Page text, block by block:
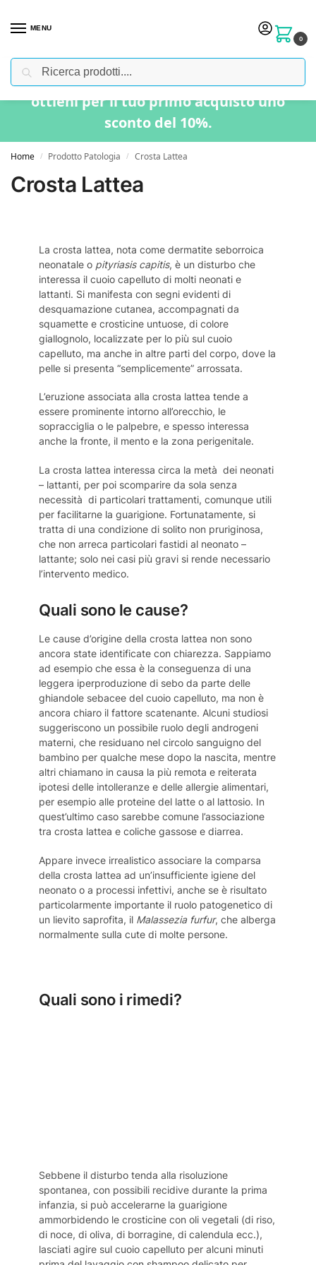
MENU
0
Usa il codice “BENVENUTO” nel carrello e
ottieni per il tuo primo acquisto uno
sconto del 10%.
Home / Prodotto Patologia / Crosta Lattea
Crosta Lattea
La crosta lattea, nota come dermatite seborroica
neonatale o pityriasis capitis, è un disturbo che
interessa il cuoio capelluto di molti neonati e
lattanti. Si manifesta con segni evidenti di
desquamazione cutanea, accompagnati da
squamette e crosticine untuose, di colore
giallognolo, localizzate per lo più sul cuoio
capelluto, ma anche in altre parti del corpo, dove la
pelle si presenta “semplicemente” arrossata.
L’eruzione associata alla crosta lattea tende a
essere prominente intorno all’orecchio, le
sopracciglia o le palpebre, e spesso interessa
anche la fronte, il mento e la zona perigenitale.
La crosta lattea interessa circa la metà dei neonati
– lattanti, per poi scomparire da sola senza
necessità di particolari trattamenti, comunque utili
per facilitarne la guarigione. Fortunatamente, si
tratta di una condizione di solito non pruriginosa,
che non arreca particolari fastidi al neonato –
lattante; solo nei casi più gravi si rende necessario
l’intervento medico.
Quali sono le cause?
Le cause d’origine della crosta lattea non sono
ancora state identificate con chiarezza. Sappiamo
ad esempio che essa è la conseguenza di una
leggera iperproduzione di sebo da parte delle
ghiandole sebacee del cuoio capelluto, ma non è
ancora chiaro il fattore scatenante. Alcuni studiosi
suggeriscono un possibile ruolo degli androgeni
materni, che residuano nel circolo sanguigno del
bambino per qualche mese dopo la nascita, mentre
altri chiamano in causa la più remota e reiterata
ipotesi delle intolleranze e delle allergie alimentari,
per esempio alle proteine del latte o al lattosio. In
quest’ultimo caso sarebbe comune l’associazione
tra crosta lattea e coliche gassose e diarrea.
Appare invece irrealistico associare la comparsa
della crosta lattea ad un’insufficiente igiene del
neonato o a processi infettivi, anche se è risultato
particolarmente importante il ruolo patogenetico di
un lievito saprofita, il Malassezia furfur, che alberga
normalmente sulla cute di molte persone.
Quali sono i rimedi?
Sebbene il disturbo tenda alla risoluzione
spontanea, con possibili recidive durante la prima
infanzia, si può accelerarne la guarigione
ammorbidendo le crosticine con oli vegetali (di riso,
di noce, di oliva, di borragine, di calendula ecc.),
lasciati agire sul cuoio capelluto per alcuni minuti